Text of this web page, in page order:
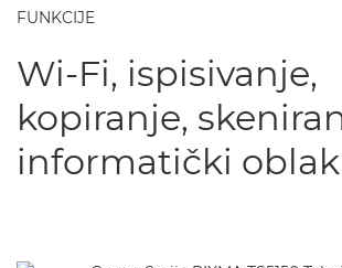
FUNKCIJE
Wi-Fi, ispisivanje,
kopiranje,
informatički oblak